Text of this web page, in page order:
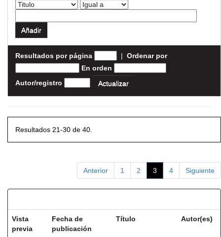
Resultados por página | Ordenar por
En orden
Autor/registro
Resultados 21-30 de 40.
Anterior 1 2 3 4 Siguiente
Vista
previa
Fecha de
publicación
Título Autor(es)